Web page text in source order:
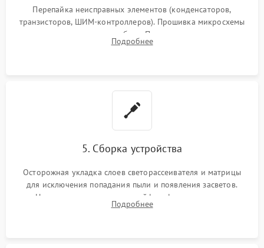
Перепайка неисправных элементов (конденсаторов,
транзисторов, ШИМ-контроллеров). Прошивка микросхемы
памяти при программных сбоях. При поломке подсветки —
разборка матрицы и замена выгоревших светодиодов.
Подробнее
5. Сборка устройства
Осторожная укладка слоев светорассеивателя и матрицы
для исключения попадания пыли и появления засветов.
Надежное подключение шлейфов, фиксация плат и
аккуратное защелкивание пластикового корпуса монитора.
Подробнее